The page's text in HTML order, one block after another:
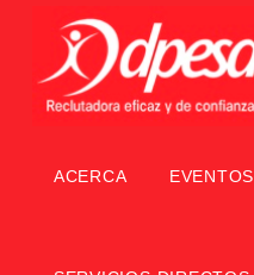
ACERCA EVENTOS